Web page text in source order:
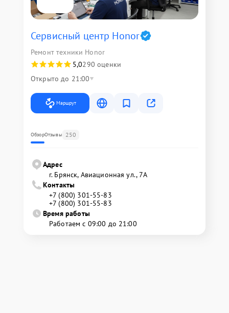
Сервисный центр Honor
Ремонт техники Honor
5,0290 оценки
Открыто до 21:00
Маршрут
ОбзорОтзывы 250
Адрес
г. Брянск, Авиационная ул., 7А
Контакты
+7 (800) 301-55-83
+7 (800) 301-55-83
Время работы
Работаем с 09:00 до 21:00